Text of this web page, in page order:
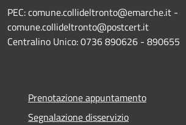
PEC: comune.collideltronto@emarche.it -
comune.collideltronto@postcert.it
Centralino Unico: 0736 890626 - 890655
Prenotazione appuntamento
Segnalazione disservizio